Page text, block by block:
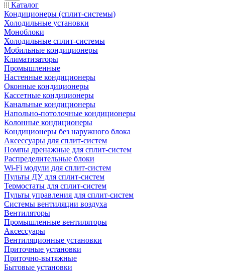
Каталог
Кондиционеры (сплит-системы)
Холодильные установки
Моноблоки
Холодильные сплит-системы
Мобильные кондиционеры
Климатизаторы
Промышленные
Настенные кондиционеры
Оконные кондиционеры
Кассетные кондиционеры
Канальные кондиционеры
Напольно-потолочные кондиционеры
Колонные кондиционеры
Кондиционеры без наружного блока
Аксессуары для сплит-систем
Помпы дренажные для сплит-систем
Распределительные блоки
Wi-Fi модули для сплит-систем
Пульты ДУ для сплит-систем
Термостаты для сплит-систем
Пульты управления для сплит-систем
Системы вентиляции воздуха
Вентиляторы
Промышленные вентиляторы
Аксессуары
Вентиляционные установки
Приточные установки
Приточно-вытяжные
Бытовые установки